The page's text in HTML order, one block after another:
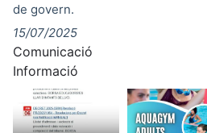
de govern.
15/07/2025
Comunicació
Informació